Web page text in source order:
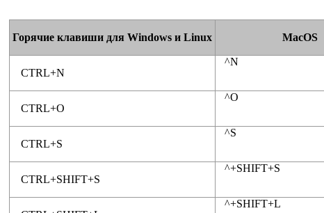
Горячие клавиши для Windows и Linux MacOS
CTRL+N
^N
CTRL+O
^O
CTRL+S
^S
CTRL+SHIFT+S
^+SHIFT+S
^+SHIFT+L